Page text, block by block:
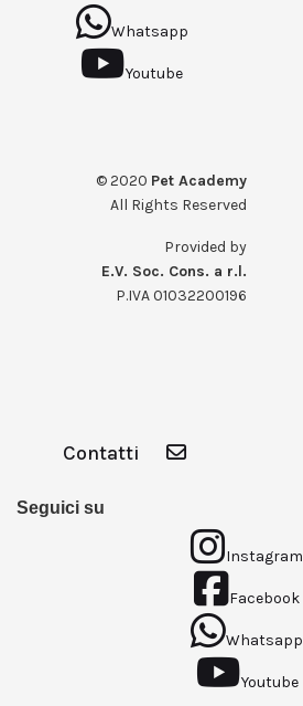
Whatsapp
Youtube
© 2020 Pet Academy
All Rights Reserved
Provided by
E.V. Soc. Cons. a r.l.
P.IVA 01032200196
Contatti
Seguici su
Instagram
Facebook
Whatsapp
Youtube